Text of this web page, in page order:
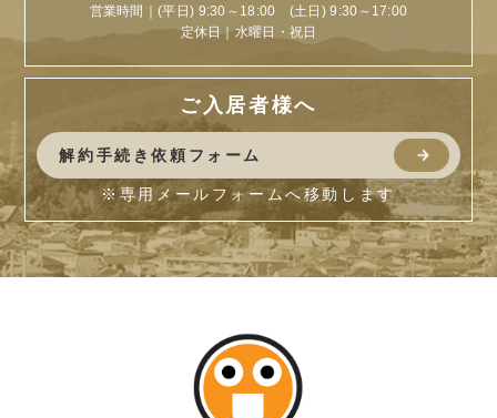
営業時間｜(平日) 9:30～18:00 (土日) 9:30～17:00
定休日｜水曜日・祝日
ご入居者様へ
解約手続き依頼フォーム
※専用メールフォームへ移動します